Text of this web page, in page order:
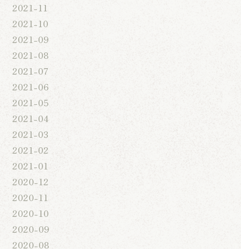
2021-11
2021-10
2021-09
2021-08
2021-07
2021-06
2021-05
2021-04
2021-03
2021-02
2021-01
2020-12
2020-11
2020-10
2020-09
2020-08